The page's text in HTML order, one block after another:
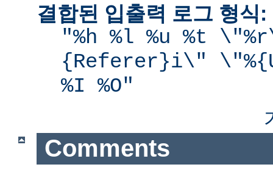
결합된 입출력 로그 형식:
"%h %l %u %t
{Referer}i\"
%I %O"
Comments